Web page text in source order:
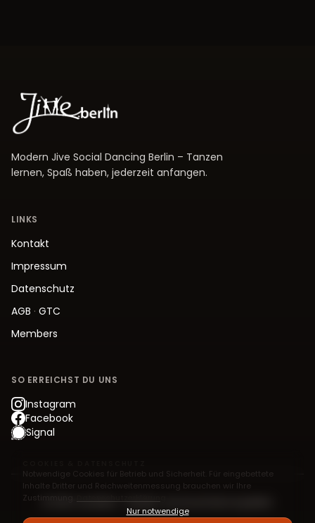
Modern Jive Social Dancing Berlin – Tanzen
lernen, Spaß haben, jederzeit anfangen.
LINKS
Kontakt
Impressum
Datenschutz
AGB · GTC
Members
SO ERREICHST DU UNS
Instagram
Facebook
Signal
© 2026 Jive.Berlin – Modern Jive Social Dancing Berlin
Notwendige Cookies für Betrieb und Sicherheit. Für eingebettete
Inhalte Dritter und Reichweitenmessung brauchen wir Ihre
Zustimmung.
Nur notwendige